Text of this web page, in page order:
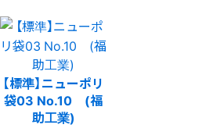
【標準】ニューポリ
袋03 No.10 (福
助工業)